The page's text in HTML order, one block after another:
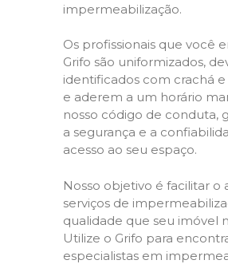
impermeabilização.
Os profissionais que você
Grifo são uniformizados,
identificados com crachá e
e aderem a um horário
nosso código de conduta,
a segurança e a
acesso ao seu espaço.
Nosso objetivo é facilitar o
serviços de
qualidade que seu imóvel
Utilize o Grifo para
especialistas em